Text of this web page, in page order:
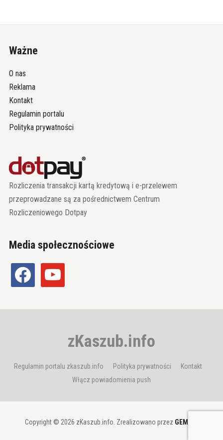
Ważne
O nas
Reklama
Kontakt
Regulamin portalu
Polityka prywatności
Rozliczenia transakcji kartą kredytową i e-przelewem
przeprowadzane są za pośrednictwem Centrum
Rozliczeniowego Dotpay
Media społecznościowe
facebook youtube
zKaszub.info
Regulamin portalu zkaszub.info Polityka prywatności
Kontakt
Włącz powiadomienia push
Copyright © 2026 zKaszub.info. Zrealizowano przez GEMBIT